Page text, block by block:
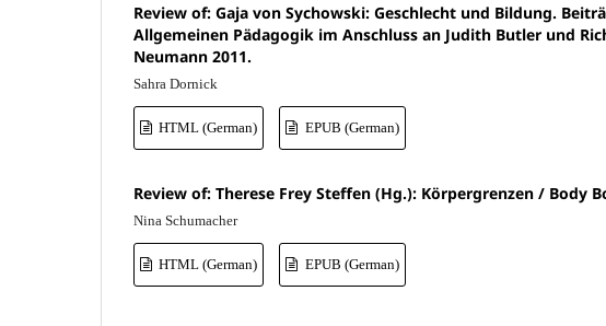
Review of: Gaja von Sychowski: Geschlecht und Bildung.
Allgemeinen Pädagogik im Anschluss an Judith Butler und
Neumann 2011.
Sahra Dornick
HTML (German) EPUB (German)
Review of: Therese Frey Steffen (Hg.): Körpergrenzen / Body
Nina Schumacher
HTML (German) EPUB (German)